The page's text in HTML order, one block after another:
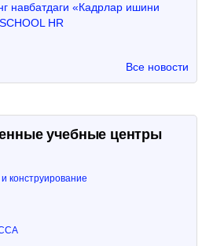
навбатдаги «Кадрлар ишини
HR
Все новости
учебные центры
конструирование